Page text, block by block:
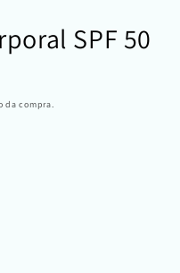
SPF 50
da compra.